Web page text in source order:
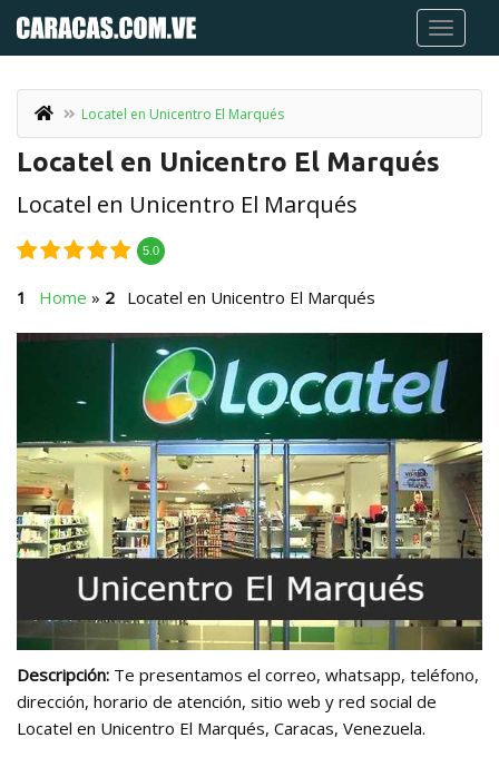
Locatel en Unicentro El Marqués
Locatel en Unicentro El Marqués
Locatel en Unicentro El Marqués
5.0
Home » Locatel en Unicentro El Marqués
Descripción: Te presentamos el correo, whatsapp, teléfono,
dirección, horario de atención, sitio web y red social de
Locatel en Unicentro El Marqués, Caracas, Venezuela.